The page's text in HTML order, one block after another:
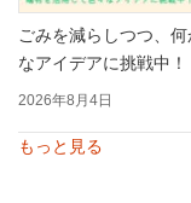
ごみを減らしつつ、
なアイデアに挑戦中
2026年8月4日
もっと見る